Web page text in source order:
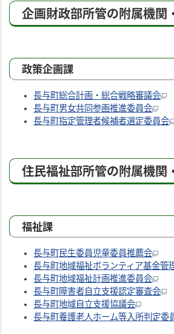
企画財政部所管の附属機関
政策企画課
長与町総合計画・総合戦略審議会
長与町男女共同参画推進委員会
長与町指定管理者候補者選定委員会
住民福祉部所管の附属機関
福祉課
長与町民生委員児童委員推薦会
長与町地域福祉ボランティア基金管
長与町地域福祉計画推進委員会
長与町障害者自立支援認定審査会
長与町地域自立支援協議会
長与町養護老人ホーム等入所判定委